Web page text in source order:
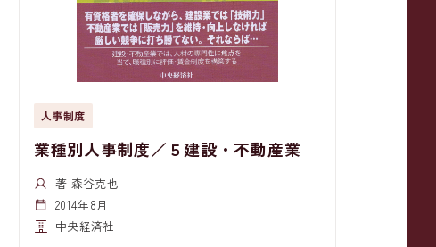
人事制度
業種別人事制度／５建設・不動産業
著 森谷克也
2014年8月
中央経済社